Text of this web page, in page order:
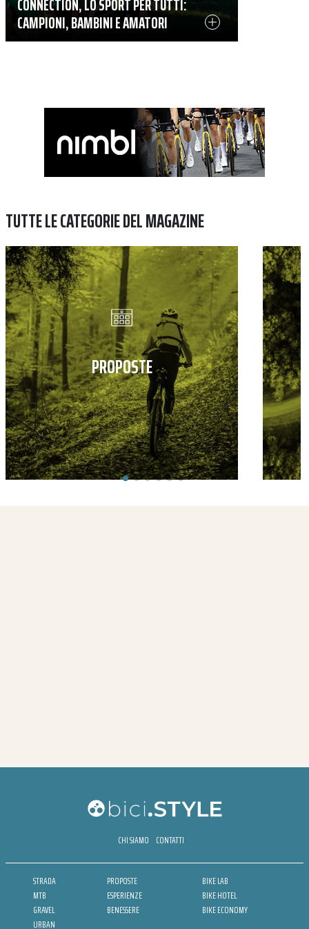
CONNECTION, LO SPORT PER TUTTI:
CAMPIONI, BAMBINI E AMATORI
TUTTE LE CATEGORIE DEL MAGAZINE
PROPOSTE
CHI SIAMO CONTATTI
STRADA
MTB
GRAVEL
URBAN
PROPOSTE
ESPERIENZE
BENESSERE
BIKE LAB
BIKE HOTEL
BIKE ECONOMY